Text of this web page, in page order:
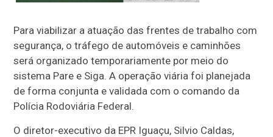
Para viabilizar a atuação das frentes de trabalho com
segurança, o tráfego de automóveis e caminhões
será organizado temporariamente por meio do
sistema Pare e Siga. A operação viária foi planejada
de forma conjunta e validada com o comando da
Polícia Rodoviária Federal.
O diretor-executivo da EPR Iguaçu, Silvio Caldas,